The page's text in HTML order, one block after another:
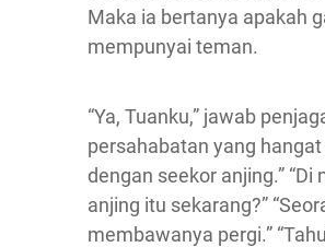
Maka ia bertanya apakah
mempunyai teman.
“Ya, Tuanku,” jawab
persahabatan yang
dengan seekor anjing.” “Di
anjing itu sekarang?”
membawanya pergi.”